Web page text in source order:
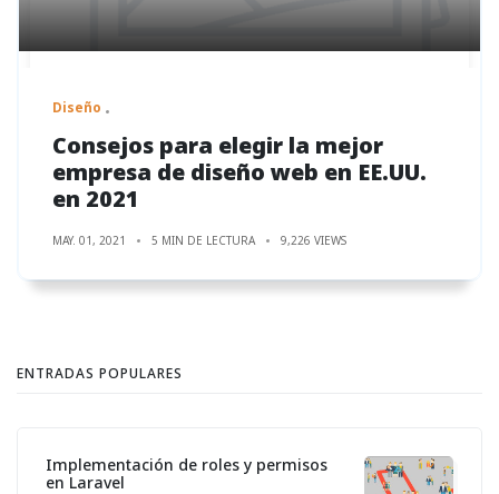
Diseño
Consejos para elegir la mejor
empresa de diseño web en EE.UU.
en 2021
MAY. 01, 2021 5 MIN DE LECTURA 9,226 VIEWS
ENTRADAS POPULARES
Implementación de roles y permisos
en Laravel